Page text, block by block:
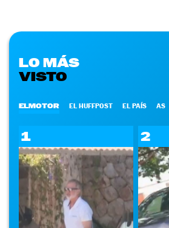
LO MÁS
VISTO
ELMOTOR EL HUFFPOST EL PAÍS AS
1 2